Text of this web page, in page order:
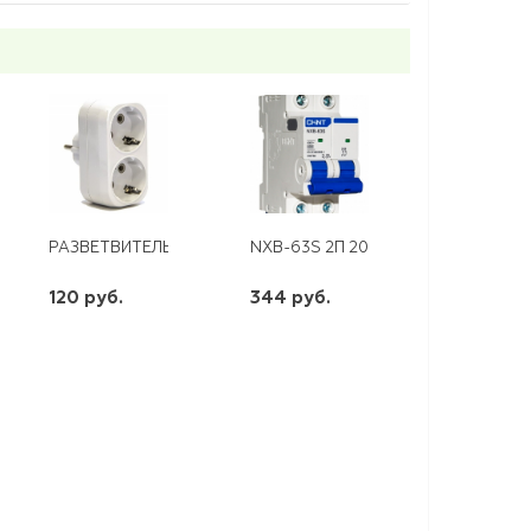
WLEDSOP4-B045
ДВУХКОМПОНЕНТНАЯ РУКОЯТКА ВИХРЬ
РАЗВЕТВИТЕЛЬ 2ГН. С/З ЭКФ (1)
120 руб.
NXB-63S 2П 20 А "С" 4,5 КА CHINT
344 руб.